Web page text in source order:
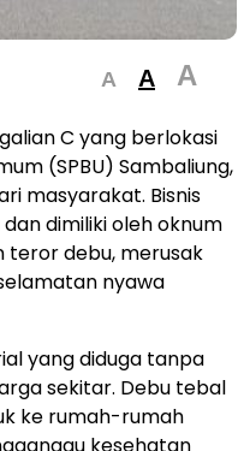
A A A
C yang berlokasi
(SPBU) Sambaliung,
masyarakat. Bisnis
dimiliki oleh oknum
teror debu, merusak
nyawa
yang diduga tanpa
sekitar. Debu tebal
ke rumah-rumah
kesehatan